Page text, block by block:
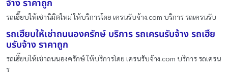
จ้าง ราคาถูก
รถเฮี๊ยบให้เช่านิมิตใหม่ ให้บริการโดย เครนรับจ้าง.com บริการ รถเครนรับ
รถเฮี๊ยบให้เช่าถนนองครักษ์ บริการ รถเครนรับจ้าง รถเฮี๊ย
บรับจ้าง ราคาถูก
รถเฮี๊ยบให้เช่าถนนองครักษ์ ให้บริการโดย เครนรับจ้าง.com บริการ รถเครน
ร